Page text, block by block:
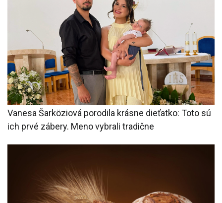
Vanesa Šarköziová porodila krásne dieťatko: Toto sú
ich prvé zábery. Meno vybrali tradične